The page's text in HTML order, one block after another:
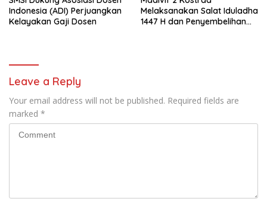
Indonesia (ADI) Perjuangkan
Kelayakan Gaji Dosen
Melaksanakan Salat Iduladha
1447 H dan Penyembelihan
Leave a Reply
Your email address will not be published. Required fields are
marked *